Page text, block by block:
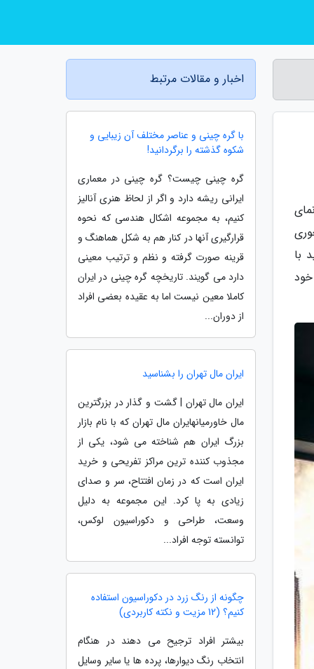
با
اخبار و مقالات مرتبط
با گره چینی و عناصر مختلف آن زیبایی و
شکوه گذشته را برگردانید!
گره چینی چیست؟ گره چینی در معماری
ایرانی ریشه دارد و اگر از لحاظ هنری آنالیز
کنیم، به مجموعه اشکال هندسی که نحوه
قرارگیری آنها در کنار هم به شکل هماهنگ و
قرینه صورت گرفته و نظم و ترتیب معینی
دارد می گویند. تاریخچه گره چینی در ایران
کاملا معین نیست اما به عقیده بعضی افراد
از دوران...
ایران مال تهران را بشناسید
ایران مال تهران | گشت و گذار در بزرگترین
مال خاورمیانهایران مال تهران که با نام بازار
بزرگ ایران هم شناخته می شود، یکی از
مجذوب کننده ترین مراکز تفریحی و خرید
ایران است که در زمان افتتاح، سر و صدای
زیادی به پا کرد. این مجموعه به دلیل
وسعت، طراحی و دکوراسیون لوکس،
توانسته توجه افراد...
چگونه از رنگ زرد در دکوراسیون استفاده
کنیم؟ (12 مزیت و نکته کاربردی)
بیشتر افراد ترجیح می دهند در هنگام
انتخاب رنگ دیوارها، پرده ها یا سایر وسایل